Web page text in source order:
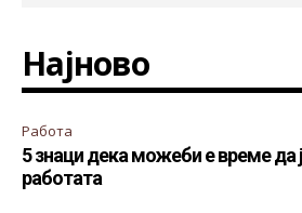
Најново
Работа
5 знаци дека можеби е време да
работата